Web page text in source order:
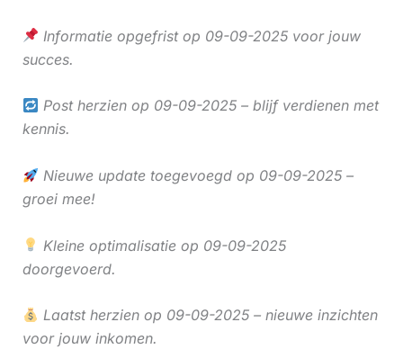
Informatie opgefrist op 09-09-2025 voor jouw
succes.
Post herzien op 09-09-2025 – blijf verdienen met
kennis.
Nieuwe update toegevoegd op 09-09-2025 –
groei mee!
Kleine optimalisatie op 09-09-2025
doorgevoerd.
Laatst herzien op 09-09-2025 – nieuwe inzichten
voor jouw inkomen.